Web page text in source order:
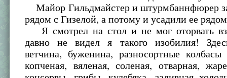
Майор Гильдмайстер и штурмбаннфюрер
рядом с Гизелой, а потому и усадили ее
Я смотрел на стол и не мог оторвать
давно не видел я такого изобилия!
ветчина, буженина, разносортные
копченая, вяленая, соленая, отварная,